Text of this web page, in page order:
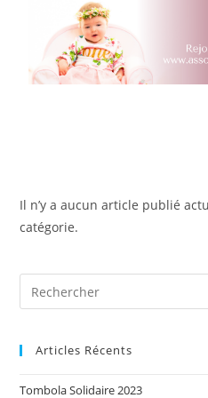
Il n’y a aucun article publié
catégorie.
Articles Récents
Tombola Solidaire 2023